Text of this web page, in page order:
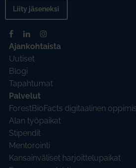
Liity jäseneksi
Ajankohtaista
Uutiset
Blogi
Tapahtumat
Palvelut
ForestBioFacts digitaalinen
Alan työpaikat
Stipendit
Mentorointi
Kansainväliset harjoittelupaikat